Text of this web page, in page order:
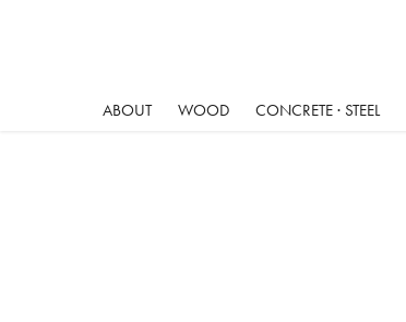
ABOUT WOOD CONCRETE · STEEL